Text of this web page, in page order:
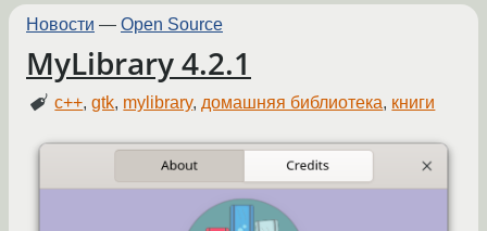
Новости — Open Source
MyLibrary 4.2.1
c++,gtk, mylibrary, домашняя библиотека, книги